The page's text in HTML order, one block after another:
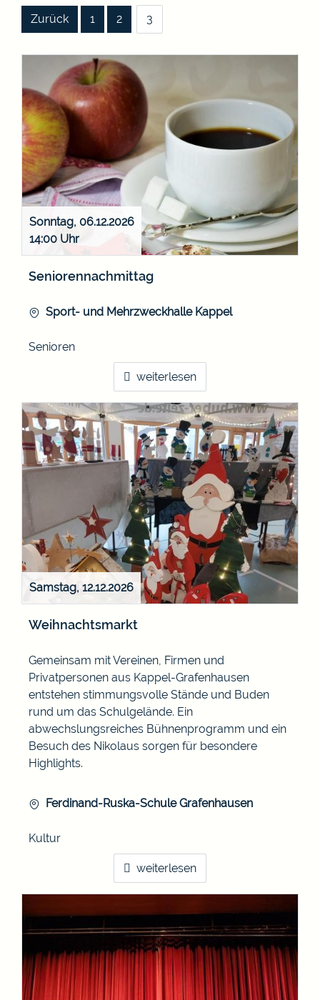
Zurück 1 2 3
Sonntag, 06.12.2026
14:00
Seniorennachmittag
Sport- und Mehrzweckhalle Kappel
Senioren
weiterlesen
Samstag, 12.12.2026
Weihnachtsmarkt
Ferdinand-Ruska-Schule Grafenhausen
Gemeinsam mit Vereinen, Firmen und
Privatpersonen aus Kappel-Grafenhausen
entstehen stimmungsvolle Stände und Buden
rund um das Schulgelände. Ein
abwechslungsreiches Bühnenprogramm und ein
Besuch des Nikolaus sorgen für besondere
Highlights.
Kultur
weiterlesen